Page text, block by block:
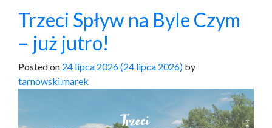
Trzeci Spływ na Byle Czym
– już jutro!
Posted on 24 lipca 2026(24 lipca 2026) by
tarnowski.marek